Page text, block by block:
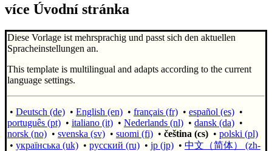
více Úvodní stránka
Diese Vorlage ist mehrsprachig und passt sich den aktuellen
Spracheinstellungen an.
This template is multilingual and adapts according to the current
language settings.
• Deutsch (de) • English (en) • français (fr) • español (es) •
português (pt) • italiano (it) • Nederlands (nl) • dansk (da) •
norsk (no) • svenska (sv) • suomi (fi) • čeština (cs) • polski (pl)
• українська (uk) • русский (ru) • jp (jp) • 中文（简体）‎ (zh-